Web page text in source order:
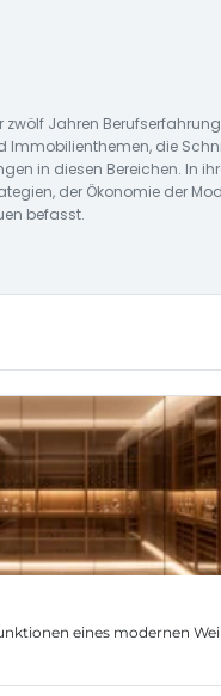
Jahren
die
in diesen Bereichen. In
der Ökonomie der
befasst.
eines modernen